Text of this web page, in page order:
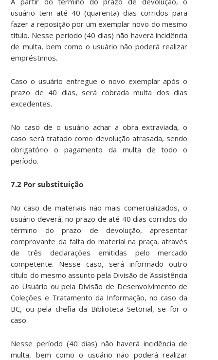
usuário tem até 40 (quarenta) dias corridos para
fazer a reposição por um exemplar novo do mesmo
título. Nesse período (40 dias) não haverá incidência
de multa, bem como o usuário não poderá realizar
empréstimos.
Caso o usuário entregue o novo exemplar após o
prazo de 40 dias, será cobrada multa dos dias
excedentes.
No caso de o usuário achar a obra extraviada, o
caso será tratado como devolução atrasada, sendo
obrigatório o pagamento da multa de todo o
período.
7.2 Por substituição
No caso de materiais não mais comercializados, o
usuário deverá, no prazo de até 40 dias corridos do
término do prazo de devolução, apresentar
comprovante da falta do material na praça, através
de três declarações emitidas pelo mercado
competente. Nesse caso, será informado outro
título do mesmo assunto pela Divisão de Assistência
ao Usuário ou pela Divisão de Desenvolvimento de
Coleções e Tratamento da Informação, no caso da
BC, ou pela chefia da Biblioteca Setorial, se for o
caso.
Nesse período (40 dias) não haverá incidência de
multa, bem como o usuário não poderá realizar